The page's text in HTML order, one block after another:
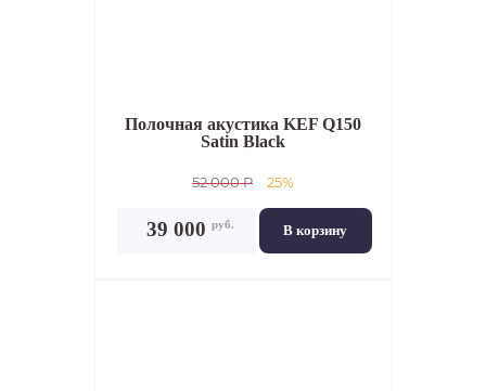
Полочная акустика KEF Q150
Satin Black
52 000 P 25%
В корзину
39 000 руб.